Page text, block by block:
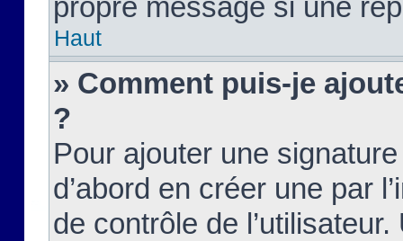
propre message si une
Haut
» Comment puis-je
?
Pour ajouter une
d’abord en créer une par
de contrôle de